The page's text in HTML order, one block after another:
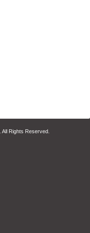
. All Rights Reserved.